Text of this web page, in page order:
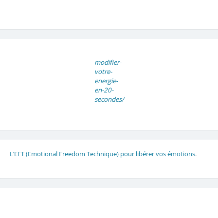
modifier-
votre-
energie-
en-20-
secondes/
L’EFT (Emotional Freedom Technique) pour libérer vos émotions.